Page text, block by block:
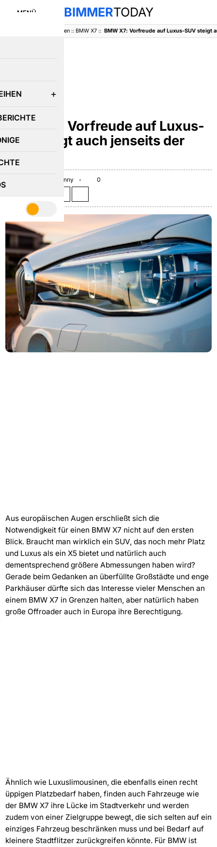
MENÜ BIMMERTODAY
Baureihen:: BMW X7::
BMW X7: Vorfreude auf Luxus-
SUV steigt auch jenseits der
USA
Benny
0
Aus europäischen Augen erschließt sich die
Notwendigkeit für einen BMW X7 nicht auf den ersten
Blick. Braucht man wirklich ein SUV, das noch mehr Platz
und Luxus als ein X5 bietet und natürlich auch
dementsprechend größere Abmessungen haben wird?
Gerade beim Gedanken an überfüllte Großstädte und enge
Parkhäuser dürfte sich das Interesse vieler Menschen an
einem BMW X7 in Grenzen halten, aber natürlich haben
große Offroader auch in Europa ihre Berechtigung.
Ähnlich wie Luxuslimousinen, die ebenfalls einen recht
üppigen Platzbedarf haben, finden auch Fahrzeuge wie
der BMW X7 ihre Lücke im Stadtverkehr und werden
zudem von einer Zielgruppe bewegt, die sich selten auf ein
einziges Fahrzeug beschränken muss und bei Bedarf auf
kleinere Stadtflitzer zurückgreifen könnte. Für BMW ist